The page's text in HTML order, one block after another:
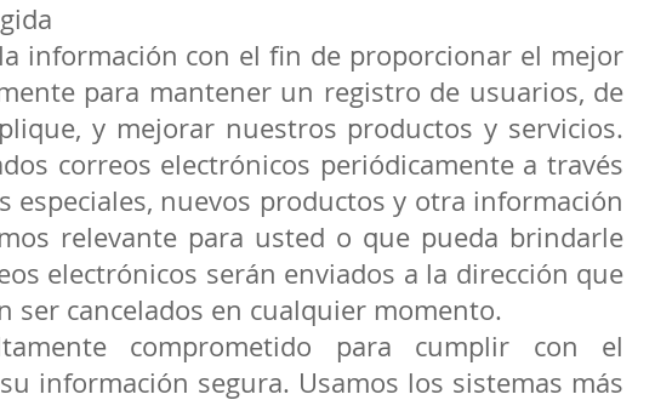
información con el fin de proporcionar el mejor
para mantener un registro de usuarios, de
y mejorar nuestros productos y servicios.
correos electrónicos periódicamente a través
especiales, nuevos productos y otra información
relevante para usted o que pueda brindarle
electrónicos serán enviados a la dirección que
ser cancelados en cualquier momento.
comprometido para cumplir con el
información segura. Usamos los sistemas más